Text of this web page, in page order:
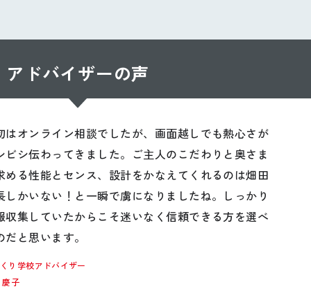
アドバイザーの声
はオンライン相談でしたが、画面越しでも熱心さが
ビシ伝わってきました。ご主人のこだわりと奥さま
める性能とセンス、設計をかなえてくれるのは畑田
しかいない！と一瞬で虜になりましたね。しっかり
収集していたからこそ迷いなく信頼できる方を選べ
だと思います。
り学校アドバイザー
慶子